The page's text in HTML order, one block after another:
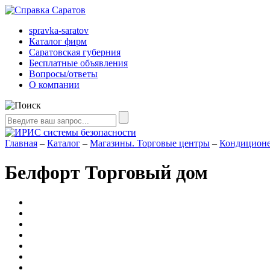
spravka-saratov
Каталог фирм
Саратовская губерния
Бесплатные объявления
Вопросы/ответы
О компании
Главная – Каталог – Магазины. Торговые центры –
Белфорт Торговый дом